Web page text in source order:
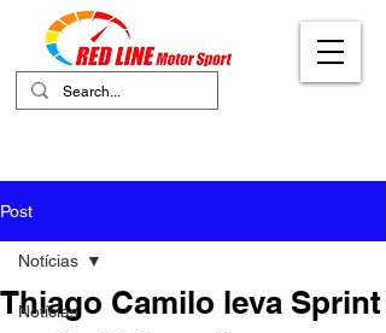
Post
Notícias
Notícias
Thiago Camilo leva Sprint